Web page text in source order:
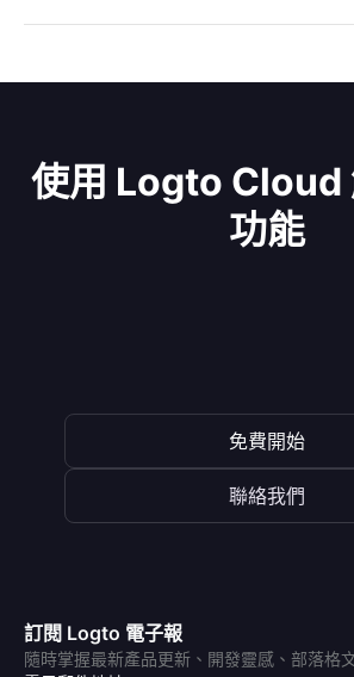
使用 Logto Cloud
功能
免費開始
聯絡我們
訂閱 Logto 電子報
隨時掌握最新產品更新、開發靈感、部落格